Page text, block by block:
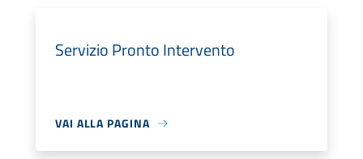
Servizio Pronto Intervento
VAI ALLA PAGINA